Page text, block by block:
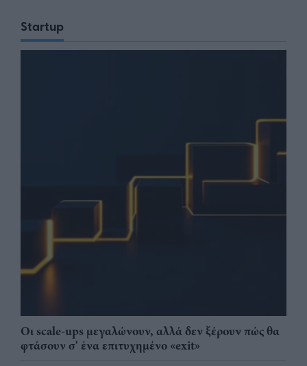
Startup
Οι scale-ups μεγαλώνουν, αλλά δεν ξέρουν πώς θα
φτάσουν σ' ένα επιτυχημένο «exit»